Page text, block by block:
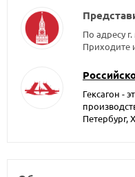
По адресу
Приходите
Гексагон -
Петербург,